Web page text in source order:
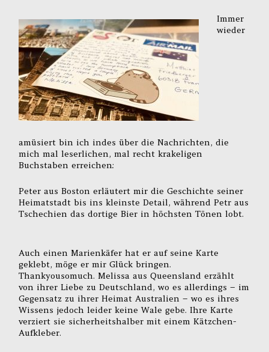
Immer
wieder
amüsiert bin ich indes über die Nachrichten, die
mich mal leserlichen, mal recht krakeligen
Buchstaben erreichen:
Peter aus Boston erläutert mir die Geschichte seiner
Heimatstadt bis ins kleinste Detail, während Petr aus
Tschechien das dortige Bier in höchsten Tönen lobt.
Auch einen Marienkäfer hat er auf seine Karte
geklebt, möge er mir Glück bringen.
Thankyousomuch. Melissa aus Queensland erzählt
von ihrer Liebe zu Deutschland, wo es allerdings – im
Gegensatz zu ihrer Heimat Australien – wo es ihres
Wissens jedoch leider keine Wale gebe. Ihre Karte
verziert sie sicherheitshalber mit einem Kätzchen-
Aufkleber.